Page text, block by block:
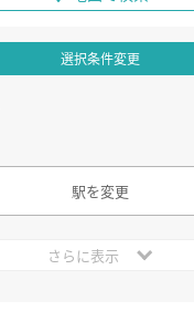
選択条件変更
駅を変更
さらに表示